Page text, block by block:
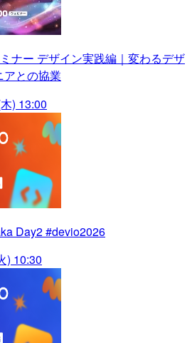
ナー デザイン実践編｜変わるデザ
アとの協業
) 13:00
Day2 #devio2026
) 10:30